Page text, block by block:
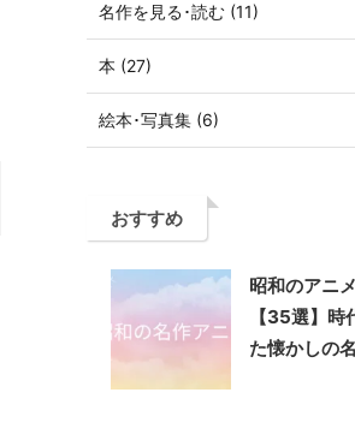
名作を見る･読む (11)
本 (27)
絵本･写真集 (6)
おすすめ
昭和のアニ
【35選】時
た懐かしの